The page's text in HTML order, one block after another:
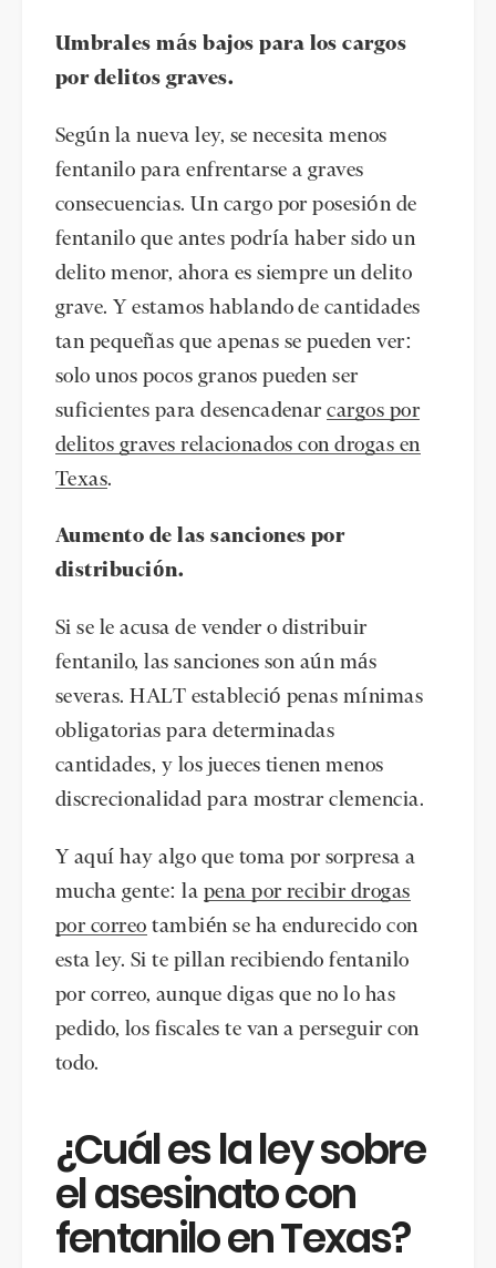
Umbrales más bajos para los cargos
por delitos graves.
Según la nueva ley, se necesita menos
fentanilo para enfrentarse a graves
consecuencias. Un cargo por posesión de
fentanilo que antes podría haber sido un
delito menor, ahora es siempre un delito
grave. Y estamos hablando de cantidades
tan pequeñas que apenas se pueden ver:
solo unos pocos granos pueden ser
suficientes para desencadenarcargos por
delitos graves relacionados con drogas en
Texas.
Aumento de las sanciones por
distribución.
Si se le acusa de vender o distribuir
fentanilo, las sanciones son aún más
severas. HALT estableció penas mínimas
obligatorias para determinadas
cantidades, y los jueces tienen menos
discrecionalidad para mostrar clemencia.
Y aquí hay algo que toma por sorpresa a
mucha gente: la pena por recibir drogas
por correo también se ha endurecido con
esta ley. Si te pillan recibiendo fentanilo
por correo, aunque digas que no lo has
pedido, los fiscales te van a perseguir con
todo.
¿Cuál es la ley sobre
el asesinato con
fentanilo en Texas?